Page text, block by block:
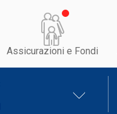
Assicurazioni e Fondi